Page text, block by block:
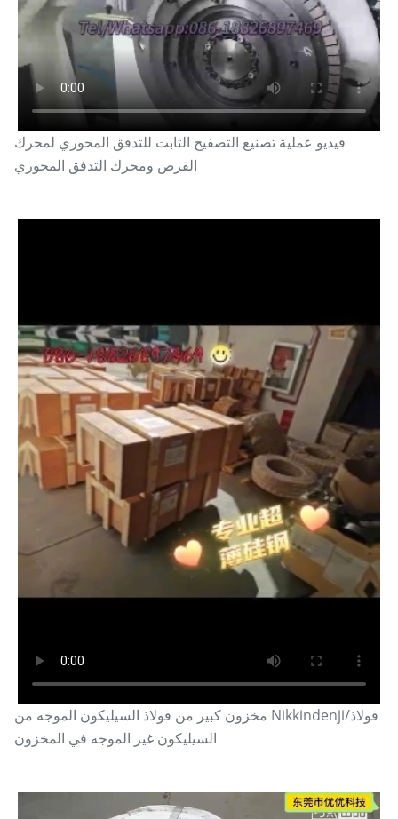
فيديو عملية تصنيع التصفيح الثابت للتدفق المحوري لمحرك
القرص ومحرك التدفق المحوري
مخزون كبير من فولاذ السيليكون الموجه من Nikkindenji/فولاذ
السيليكون غير الموجه في المخزون